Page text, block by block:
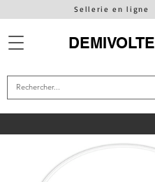
Sellerie en ligne
DEMIVOLTE